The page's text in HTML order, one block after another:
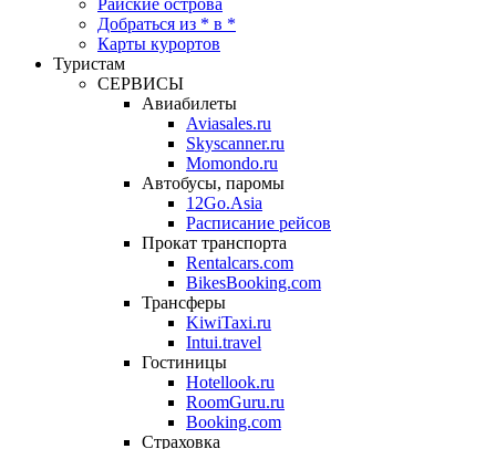
Райские острова
Добраться из * в *
Карты курортов
Туристам
СЕРВИСЫ
Авиабилеты
Aviasales.ru
Skyscanner.ru
Momondo.ru
Автобусы, паромы
12Go.Asia
Расписание рейсов
Прокат транспорта
Rentalcars.com
BikesBooking.com
Трансферы
KiwiTaxi.ru
Intui.travel
Гостиницы
Hotellook.ru
RoomGuru.ru
Booking.com
Страховка